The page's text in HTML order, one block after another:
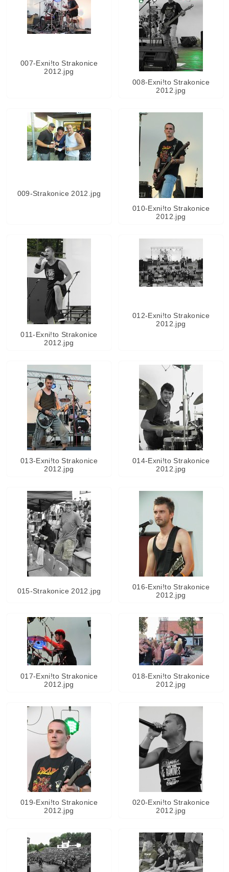
007-Exni!to Strakonice
2012.jpg
008-Exni!to Strakonice
2012.jpg
009-Strakonice 2012.jpg
010-Exni!to Strakonice
2012.jpg
011-Exni!to Strakonice
2012.jpg
012-Exni!to Strakonice
2012.jpg
013-Exni!to Strakonice
2012.jpg
014-Exni!to Strakonice
2012.jpg
015-Strakonice 2012.jpg
016-Exni!to Strakonice
2012.jpg
017-Exni!to Strakonice
2012.jpg
018-Exni!to Strakonice
2012.jpg
019-Exni!to Strakonice
2012.jpg
020-Exni!to Strakonice
2012.jpg